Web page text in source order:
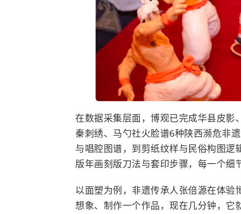
在数据采集层面，博观已完成华县皮影
秦刺绣、马勺社火脸谱6种陕西濒危非
与唱腔图谱，到剪纸纹样与民俗构图
版年画刻版刀法与套印步骤，每一个细
以面塑为例，非遗传承人张倍源在体验
想象、制作一个作品，现在几分钟，